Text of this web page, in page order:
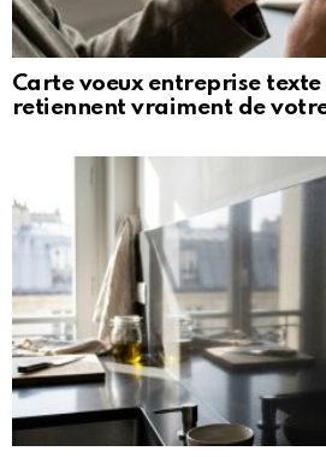
Carte voeux entreprise texte
retiennent vraiment de